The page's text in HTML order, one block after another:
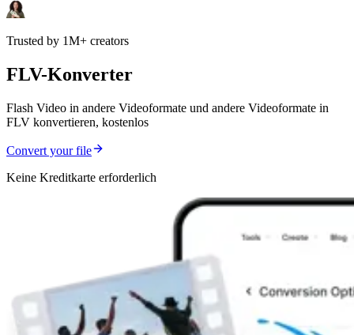
Trusted by 1M+ creators
FLV-Konverter
Flash Video in andere Videoformate und andere Videoformate in
FLV konvertieren, kostenlos
Convert your file
Keine Kreditkarte erforderlich